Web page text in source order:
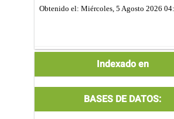
Indexado en
BASES DE DATOS: